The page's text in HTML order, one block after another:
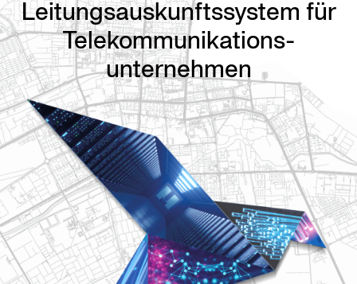
Leitungsauskunftssystem für
Telekommunikations-
unternehmen